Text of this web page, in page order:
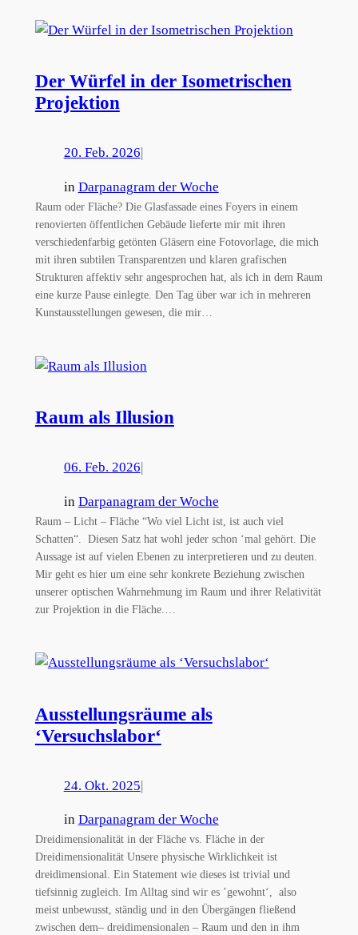
Der Würfel in der Isometrischen
Projektion
20. Feb. 2026
in Darpanagram der Woche
Raum oder Fläche? Die Glasfassade eines Foyers in einem
renovierten öffentlichen Gebäude lieferte mir mit ihren
verschiedenfarbig getönten Gläsern eine Fotovorlage, die mich
mit ihren subtilen Transparentzen und klaren grafischen
Strukturen affektiv sehr angesprochen hat, als ich in dem Raum
eine kurze Pause einlegte. Den Tag über war ich in mehreren
Kunstausstellungen gewesen, die mir…
Raum als Illusion
06. Feb. 2026|
in Darpanagram der Woche
Raum – Licht – Fläche “Wo viel Licht ist, ist auch viel
Schatten“. Diesen Satz hat wohl jeder schon ‘mal gehört. Die
Aussage ist auf vielen Ebenen zu interpretieren und zu deuten.
Mir geht es hier um eine sehr konkrete Beziehung zwischen
unserer optischen Wahrnehmung im Raum und ihrer Relativität
zur Projektion in die Fläche.…
Ausstellungsräume als
‘Versuchslabor‘
24. Okt. 2025|
in Darpanagram der Woche
Dreidimensionalität in der Fläche vs. Fläche in der
Dreidimensionalität Unsere physische Wirklichkeit ist
dreidimensional. Ein Statement wie dieses ist trivial und
tiefsinnig zugleich. Im Alltag sind wir es ’gewohnt‘, also
meist unbewusst, ständig und in den Übergängen fließend
zwischen dem– dreidimensionalen – Raum und den in ihm